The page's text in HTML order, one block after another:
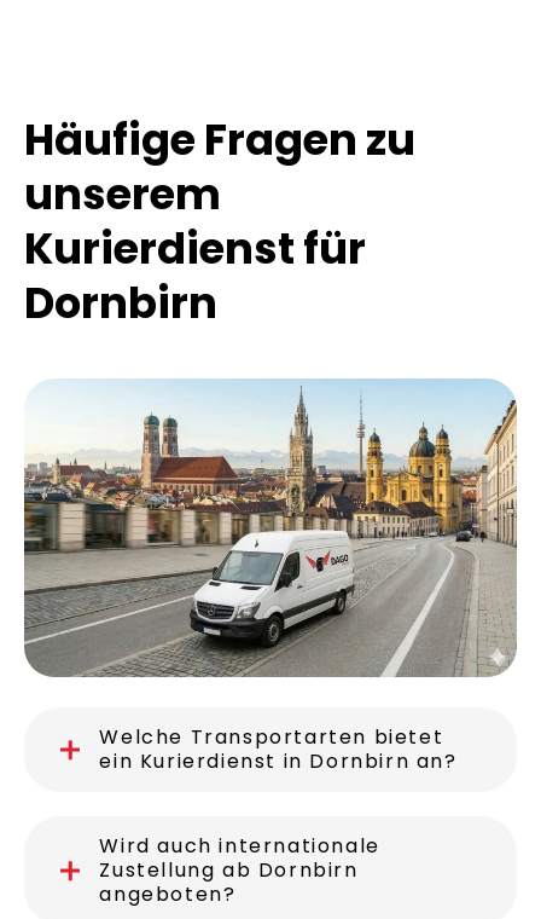
Häufige Fragen zu
unserem
Kurierdienst für
Dornbirn
Welche Transportarten bietet
ein Kurierdienst in Dornbirn an?
Wird auch internationale
Zustellung ab Dornbirn
angeboten?